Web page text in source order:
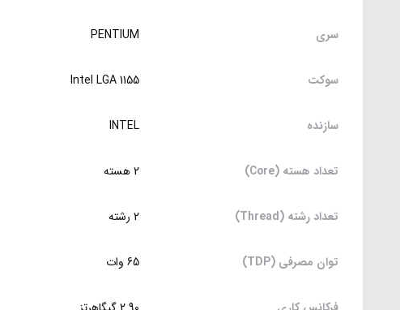
سری PENTIUM
سوکت Intel LGA 1155
سازنده INTEL
تعداد هسته (Core) 2 هسته
تعداد رشته (Thread) 2 رشته
توان مصرفی (TDP) 65 وات